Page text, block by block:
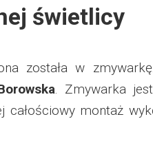
świetlicy
w zmywarkę.
. Zmywarka
całościowy montaż